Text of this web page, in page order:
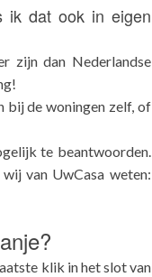
ik dat ook in eigen
zijn dan Nederlandse
bij de woningen zelf, of
te beantwoorden.
van UwCasa weten:
klik in het slot van